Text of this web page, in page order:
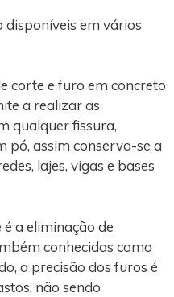
disponíveis em vários
corte e furo em concreto
a realizar as
qualquer fissura,
pó, assim conserva-se a
lajes, vigas e bases
a eliminação de
conhecidas como
a precisão dos furos é
não sendo